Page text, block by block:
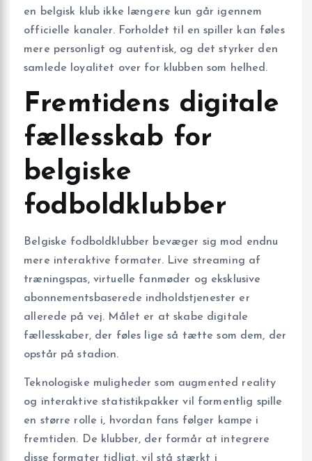
en belgisk klub ikke længere kun går igennem
officielle kanaler. Forholdet til en spiller kan føles
mere personligt og autentisk, og det styrker den
samlede loyalitet over for klubben som helhed.
Fremtidens digitale
fællesskab for
belgiske
fodboldklubber
Belgiske fodboldklubber bevæger sig mod endnu
mere interaktive formater. Live streaming af
træningspas, virtuelle fanmøder og eksklusive
abonnementsbaserede indholdstjenester er
allerede på vej. Målet er at skabe digitale
fællesskaber, der føles lige så tætte som dem, der
opstår på stadion.
Teknologiske muligheder som augmented reality
og interaktive statistikpakker vil formentlig spille
en større rolle i, hvordan fans følger kampe i
fremtiden. De klubber, der formår at integrere
disse formater tidligt, vil stå stærkt i